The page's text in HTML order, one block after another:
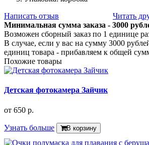
Написать отзыв
Читать
Минимальная сумма заказа - 3000
Возможен сборный заказ по 1 единице
В случае, если у вас на сумму 3000
единиц товара - прибавляем к общей
Похожие товары
Детская фотокамера Зайчик
от 650 р.
Узнать больше В корзину